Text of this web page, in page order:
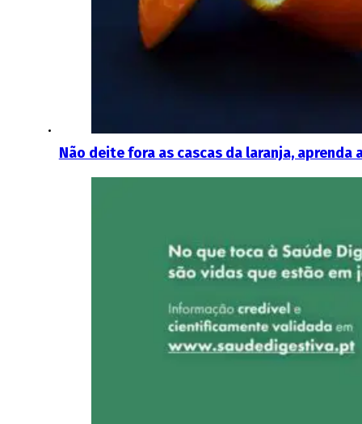
Não deite fora as cascas da laranja, aprenda